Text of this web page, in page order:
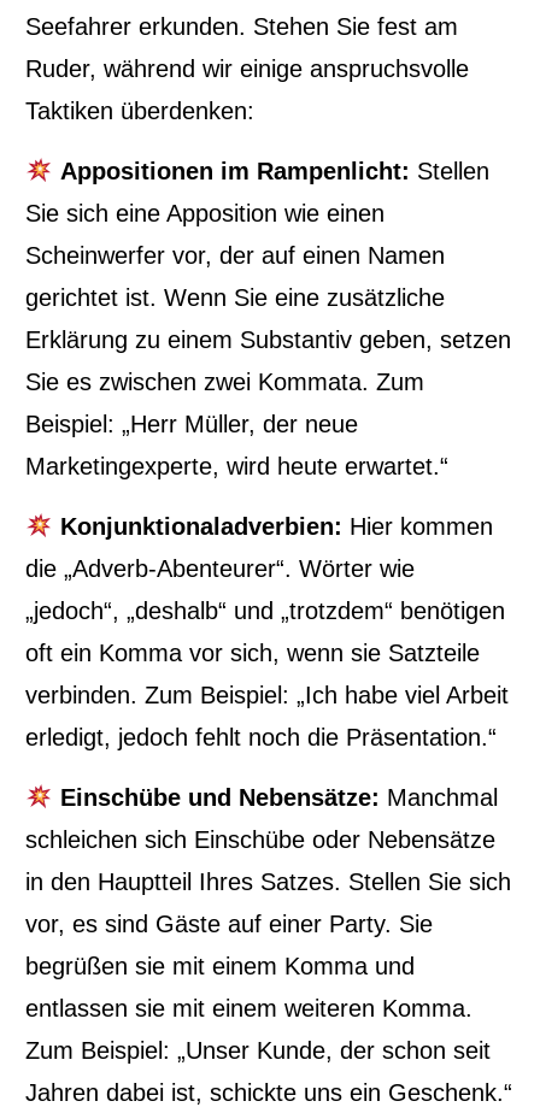
Seefahrer erkunden. Stehen Sie fest am
Ruder, während wir einige anspruchsvolle
Taktiken überdenken:
Appositionen im Rampenlicht: Stellen
Sie sich eine Apposition wie einen
Scheinwerfer vor, der auf einen Namen
gerichtet ist. Wenn Sie eine zusätzliche
Erklärung zu einem Substantiv geben, setzen
Sie es zwischen zwei Kommata. Zum
Beispiel: „Herr Müller, der neue
Marketingexperte, wird heute erwartet.“
Konjunktionaladverbien: Hier kommen
die „Adverb-Abenteurer“. Wörter wie
„jedoch“, „deshalb“ und „trotzdem“ benötigen
oft ein Komma vor sich, wenn sie Satzteile
verbinden. Zum Beispiel: „Ich habe viel Arbeit
erledigt, jedoch fehlt noch die Präsentation.“
Einschübe und Nebensätze: Manchmal
schleichen sich Einschübe oder Nebensätze
in den Hauptteil Ihres Satzes. Stellen Sie sich
vor, es sind Gäste auf einer Party. Sie
begrüßen sie mit einem Komma und
entlassen sie mit einem weiteren Komma.
Zum Beispiel: „Unser Kunde, der schon seit
Jahren dabei ist, schickte uns ein Geschenk.“